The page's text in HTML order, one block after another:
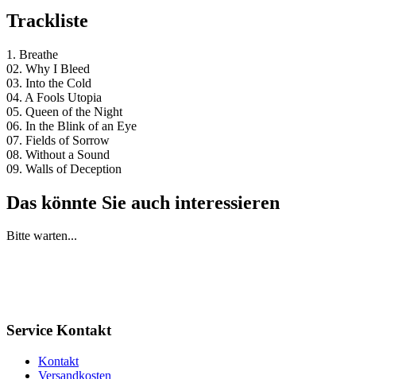
Trackliste
1. Breathe
02. Why I Bleed
03. Into the Cold
04. A Fools Utopia
05. Queen of the Night
06. In the Blink of an Eye
07. Fields of Sorrow
08. Without a Sound
09. Walls of Deception
Das könnte Sie auch interessieren
Bitte warten...
Service Kontakt
Kontakt
Versandkosten